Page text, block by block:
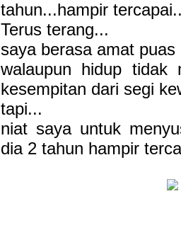
tahun...hampir
Terus terang...
saya berasa amat
walaupun hidup tidak
kesempitan dari segi
tapi...
niat saya untuk
dia 2 tahun hampir